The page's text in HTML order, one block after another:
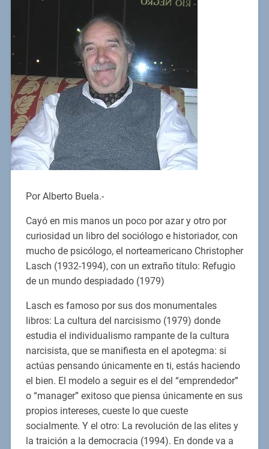
Por Alberto Buela.-
Cayó en mis manos un poco por azar y otro por
curiosidad un libro del sociólogo e historiador, con
mucho de psicólogo, el norteamericano Christopher
Lasch (1932-1994), con un extraño título: Refugio
de un mundo despiadado (1979)
Lasch es famoso por sus dos monumentales
libros: La cultura del narcisismo (1979) donde
estudia el individualismo rampante de la cultura
narcisista, que se manifiesta en el apotegma: si
actúas pensando únicamente en ti, estás haciendo
el bien. El modelo a seguir es el del “emprendedor”
o “manager” exitoso que piensa únicamente en sus
propios intereses, cueste lo que cueste
socialmente. Y el otro: La revolución de las elites y
la traición a la democracia (1994). En donde va a